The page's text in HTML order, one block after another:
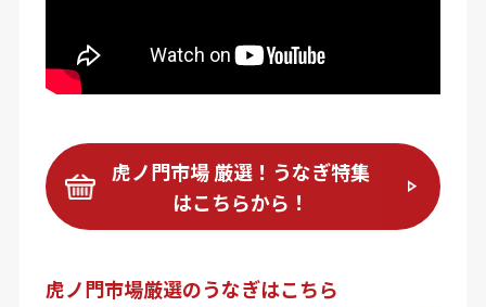
虎ノ門市場 厳選！うなぎ特集
はこちらから！
虎ノ門市場厳選のうなぎはこちら